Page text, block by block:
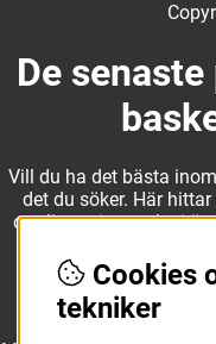
De
Vill du ha det bästa
det du söker. Här
otroliga priser, och vi
nyheter i
som vill haCookies
tekniker